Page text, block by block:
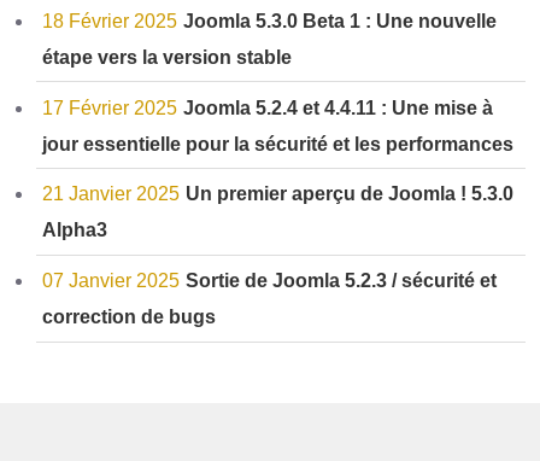
18 Février 2025 Joomla 5.3.0 Beta 1 : Une nouvelle
étape vers la version stable
17 Février 2025 Joomla 5.2.4 et 4.4.11 : Une mise à
jour essentielle pour la sécurité et les performances
21 Janvier 2025 Un premier aperçu de Joomla ! 5.3.0
Alpha3
07 Janvier 2025 Sortie de Joomla 5.2.3 / sécurité et
correction de bugs